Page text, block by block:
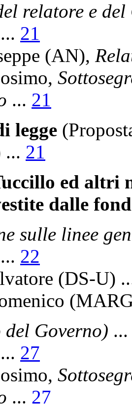
relatore e
... 21
(AN),
,
... 21
legge
... 21
ed altri
dalle
sulle linee
... 22
(DS-U)
Governo)
... 27
,
... 27